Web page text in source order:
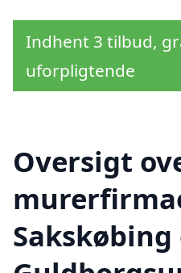
Indhent 3 tilbud,
uforpligtende
Oversigt